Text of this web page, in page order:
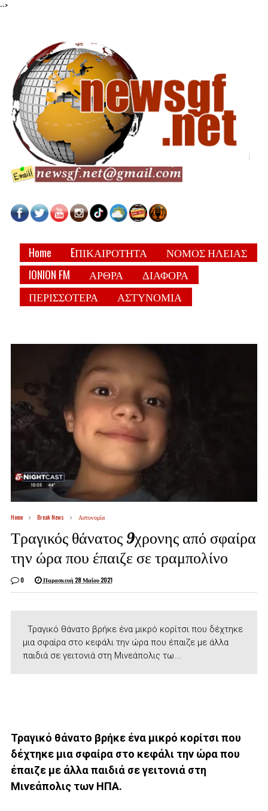
-->
Home EΠΙΚΑΙΡΟΤΗΤΑ
ΝΟΜΟΣ ΗΛΕΙΑΣ
IONION FM
ΑΡΘΡΑ
ΔΙΑΦΟΡΑ
ΠΕΡΙΣΣΟΤΕΡΑ
ΑΣΤΥΝΟΜΙΑ
Home Break News Αστυνομία
Τραγικός θάνατος 9χρονης από σφαίρα
την ώρα που έπαιζε σε τραμπολίνο
0 Παρασκευή 28 Μαΐου 2021
Τραγικό θάνατο βρήκε ένα μικρό κορίτσι που δέχτηκε
μια σφαίρα στο κεφάλι την ώρα που έπαιζε με άλλα
παιδιά σε γειτονιά στη Μινεάπολις τω...
Τραγικό θάνατο βρήκε ένα μικρό κορίτσι που
δέχτηκε μια σφαίρα στο κεφάλι την ώρα που
έπαιζε με άλλα παιδιά σε γειτονιά στη
Μινεάπολις των ΗΠΑ.